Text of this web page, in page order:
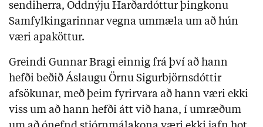
sendiherra, Oddnýju Harðardóttur þingkonu
Samfylkingarinnar vegna ummæla um að hún
væri apaköttur.
Greindi Gunnar Bragi einnig frá því að hann
hefði beðið Áslaugu Örnu Sigurbjörnsdóttir
afsökunar, með þeim fyrirvara að hann væri ekki
viss um að hann hefði átt við hana, í umræðum